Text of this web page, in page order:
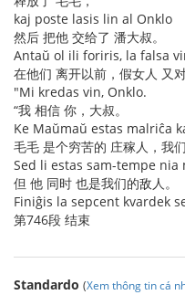
kaj poste lasis lin al Onklo
然后 把他 交给了 潘大叔。
Antaŭ ol ili foriris, la falsa
在他们 离开以前，假女人 又
"Mi kredas vin, Onklo.
“我 相信 你，大叔。
Ke Maŭmaŭ estas malriĉa
毛毛 是个穷苦的 庄稼人，我们
Sed li estas sam-tempe nia
但 他 同时 也是我们的敌人。
Finiĝis la sepcent kvardek
第746段 结束
Standardo (Xem thông tin cá